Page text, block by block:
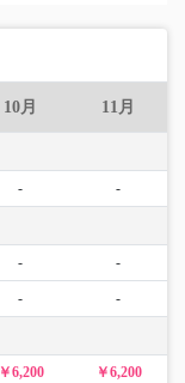
10月 11月
- -
- -
- -
￥6,200 ￥6,200